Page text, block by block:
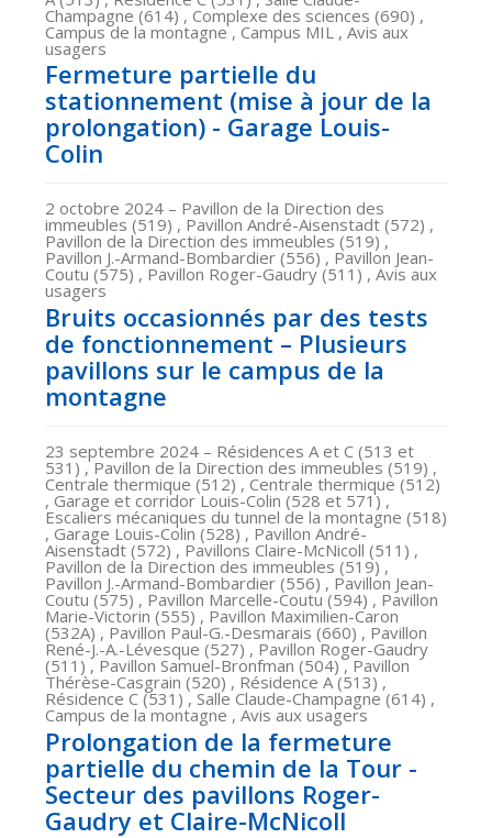
Champagne (614) , Complexe des sciences (690) ,
Campus de la montagne , Campus MIL , Avis aux
usagers
Fermeture partielle du
stationnement (mise à jour de la
prolongation) - Garage Louis-
Colin
2 octobre 2024 – Pavillon de la Direction des
immeubles (519) , Pavillon André-Aisenstadt (572) ,
Pavillon de la Direction des immeubles (519) ,
Pavillon J.-Armand-Bombardier (556) , Pavillon Jean-
Coutu (575) , Pavillon Roger-Gaudry (511) , Avis aux
usagers
Bruits occasionnés par des tests
de fonctionnement – Plusieurs
pavillons sur le campus de la
montagne
23 septembre 2024 – Résidences A et C (513 et
531) , Pavillon de la Direction des immeubles (519) ,
Centrale thermique (512) , Centrale thermique (512)
, Garage et corridor Louis-Colin (528 et 571) ,
Escaliers mécaniques du tunnel de la montagne (518)
, Garage Louis-Colin (528) , Pavillon André-
Aisenstadt (572) , Pavillons Claire-McNicoll (511) ,
Pavillon de la Direction des immeubles (519) ,
Pavillon J.-Armand-Bombardier (556) , Pavillon Jean-
Coutu (575) , Pavillon Marcelle-Coutu (594) , Pavillon
Marie-Victorin (555) , Pavillon Maximilien-Caron
(532A) , Pavillon Paul-G.-Desmarais (660) , Pavillon
René-J.-A.-Lévesque (527) , Pavillon Roger-Gaudry
(511) , Pavillon Samuel-Bronfman (504) , Pavillon
Thérèse-Casgrain (520) , Résidence A (513) ,
Résidence C (531) , Salle Claude-Champagne (614) ,
Campus de la montagne , Avis aux usagers
Prolongation de la fermeture
partielle du chemin de la Tour -
Secteur des pavillons Roger-
Gaudry et Claire-McNicoll